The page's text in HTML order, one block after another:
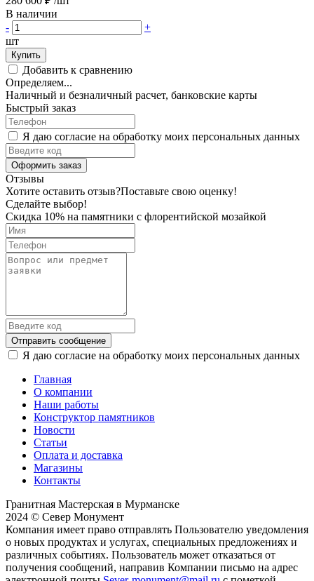
В наличии
-
+
шт
Купить
Добавить к сравнению
Определяем...
Наличный и безналичный расчет, банковские карты
Быстрый заказ
Я даю согласие на обработку моих персональных данных
Оформить заказ
Отзывы
Хотите оставить отзыв?Поставьте свою оценку!
Сделайте выбор!
Скидка 10% на памятники с флорентийской мозайкой
Отправить сообщение
Я даю согласие на обработку моих персональных данных
Главная
О компании
Наши работы
Конструктор памятников
Новости
Статьи
Оплата и доставка
Магазины
Контакты
Гранитная Мастерская в Мурманске
2024 © Север Монумент
Компания имеет право отправлять Пользователю уведомления
о новых продуктах и услугах, специальных предложениях и
различных событиях. Пользователь может отказаться от
получения сообщений, направив Компании письмо на адрес